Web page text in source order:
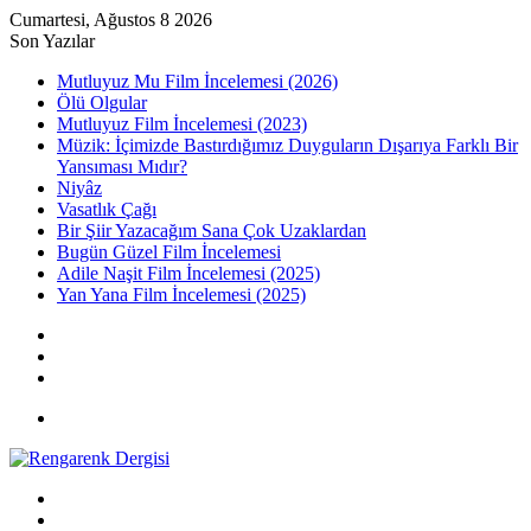
Cumartesi, Ağustos 8 2026
Son Yazılar
Mutluyuz Mu Film İncelemesi (2026)
Ölü Olgular
Mutluyuz Film İncelemesi (2023)
Müzik: İçimizde Bastırdığımız Duyguların Dışarıya Farklı Bir
Yansıması Mıdır?
Niyâz
Vasatlık Çağı
Bir Şiir Yazacağım Sana Çok Uzaklardan
Bugün Güzel Film İncelemesi
Adile Naşit Film İncelemesi (2025)
Yan Yana Film İncelemesi (2025)